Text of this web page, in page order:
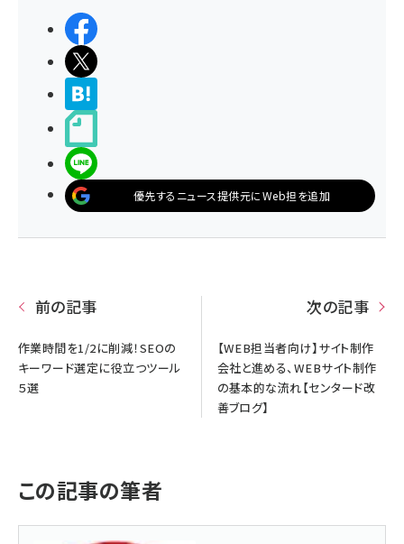
優先するニュース提供元にWeb担を追加
前の記事
作業時間を1/2に削減！SEOの
キーワード選定に役立つツール
５選
次の記事
【WEB担当者向け】サイト制作
会社と進める、WEBサイト制作
の基本的な流れ【センタード改
善ブログ】
この記事の筆者